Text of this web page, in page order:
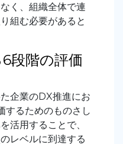
く、組織全体で連
組む必要があると
段階の評価
企業のDX推進にお
するためのものさし
活用することで、
レベルに到達する